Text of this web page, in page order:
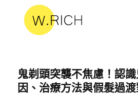
鬼剃頭突襲不焦慮！認
因、治療方法與假髮過